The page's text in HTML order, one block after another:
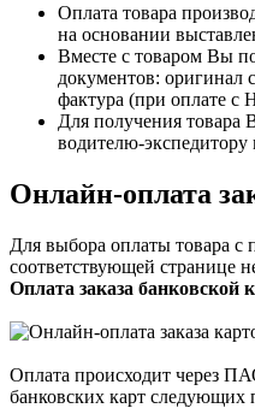
Оплата товара
на основании
Вместе с товаром Вы
документов: оригинал
фактура (при оплате с
Для получения товара
водителю-экспедитору
Онлайн-оплата
Для выбора оплаты товара
соответствующей странице
Оплата заказа банковской
Оплата происходит через
банковских карт следующих